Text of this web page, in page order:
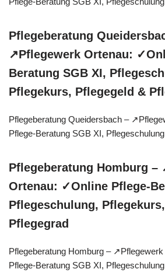
Pflegeberatung
↗️Pflegewerk Ortenau:
Beratung SGB XI,
Pflegekurs, Pflegegeld &
Pflegeberatung Queidersbach –
Pflege-Beratung SGB XI,
Pflegeberatung Homburg –
Ortenau: ✓Online Pflege-
Pflegeschulung,
Pflegegrad
Pflegeberatung Homburg –
Pflege-Beratung SGB XI,